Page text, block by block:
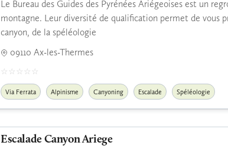
Le Bureau des Guides des Pyrénées Ariégeoises est un
montagne. Leur diversité de qualification permet de vous
canyon, de la spéléologie
09110 Ax-les-Thermes
Via Ferrata Alpinisme Canyoning Escalade Spéléologie
Escalade Canyon Ariege